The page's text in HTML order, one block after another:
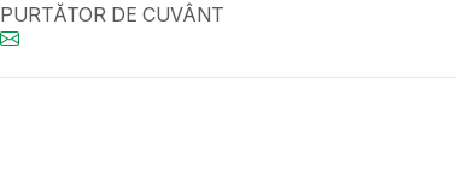
PURTĂTOR DE CUVÂNT